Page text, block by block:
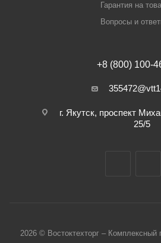
Гарантия на
Вопросы и
+8 (800) 100-
г. Якутск, проспект
25/5
2026 © Востоктехторг – Комплексный